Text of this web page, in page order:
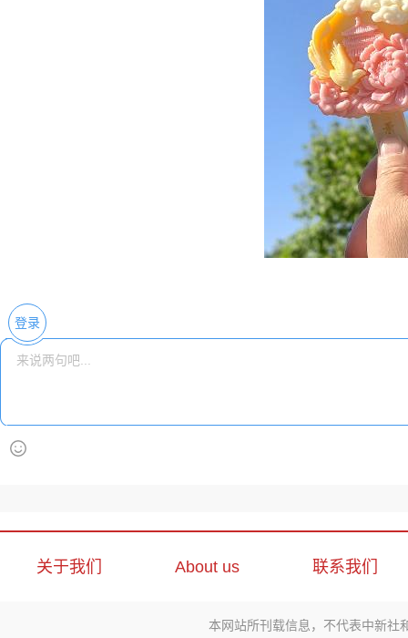
登录
关于我们 About us 联系我们
本网站所刊载信息，不代表中新社